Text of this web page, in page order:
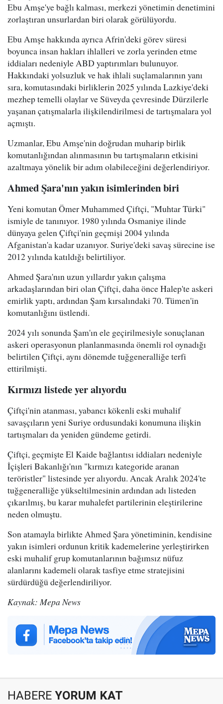
Ebu Amşe'ye bağlı kalması, merkezi yönetimin denetimini
zorlaştıran unsurlardan biri olarak görülüyordu.
Ebu Amşe hakkında ayrıca Afrin'deki görev süresi
boyunca insan hakları ihlalleri ve zorla yerinden etme
iddiaları nedeniyle ABD yaptırımları bulunuyor.
Hakkındaki yolsuzluk ve hak ihlali suçlamalarının yanı
sıra, komutasındaki birliklerin 2025 yılında Lazkiye'deki
mezhep temelli olaylar ve Süveyda çevresinde Dürzilerle
yaşanan çatışmalarla ilişkilendirilmesi de tartışmalara yol
açmıştı.
Uzmanlar, Ebu Amşe'nin doğrudan muharip birlik
komutanlığından alınmasının bu tartışmaların etkisini
azaltmaya yönelik bir adım olabileceğini değerlendiriyor.
Ahmed Şara'nın yakın isimlerinden biri
Yeni komutan Ömer Muhammed Çiftçi, "Muhtar Türki"
ismiyle de tanınıyor. 1980 yılında Osmaniye ilinde
dünyaya gelen Çiftçi'nin geçmişi 2004 yılında
Afganistan'a kadar uzanıyor. Suriye'deki savaş sürecine ise
2012 yılında katıldığı belirtiliyor.
Ahmed Şara'nın uzun yıllardır yakın çalışma
arkadaşlarından biri olan Çiftçi, daha önce Halep'te askeri
emirlik yaptı, ardından Şam kırsalındaki 70. Tümen'in
komutanlığını üstlendi.
2024 yılı sonunda Şam'ın ele geçirilmesiyle sonuçlanan
askeri operasyonun planlanmasında önemli rol oynadığı
belirtilen Çiftçi, aynı dönemde tuğgeneralliğe terfi
ettirilmişti.
Kırmızı listede yer alıyordu
Çiftçi'nin atanması, yabancı kökenli eski muhalif
savaşçıların yeni Suriye ordusundaki konumuna ilişkin
tartışmaları da yeniden gündeme getirdi.
Çiftçi, geçmişte El Kaide bağlantısı iddiaları nedeniyle
İçişleri Bakanlığı'nın "kırmızı kategoride aranan
teröristler" listesinde yer alıyordu. Ancak Aralık 2024'te
tuğgeneralliğe yükseltilmesinin ardından adı listeden
çıkarılmış, bu karar muhalefet partilerinin eleştirilerine
neden olmuştu.
Son atamayla birlikte Ahmed Şara yönetiminin, kendisine
yakın isimleri ordunun kritik kademelerine yerleştirirken
eski muhalif grup komutanlarının bağımsız nüfuz
alanlarını kademeli olarak tasfiye etme stratejisini
sürdürdüğü değerlendiriliyor.
Kaynak: Mepa News
HABERE YORUM KAT